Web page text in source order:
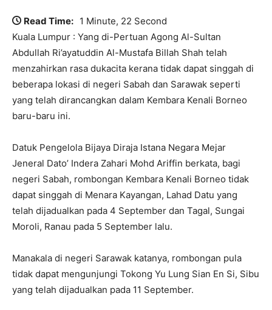
Read Time: 1 Minute, 22 Second
Kuala Lumpur : Yang di-Pertuan Agong Al-Sultan
Abdullah Ri’ayatuddin Al-Mustafa Billah Shah telah
menzahirkan rasa dukacita kerana tidak dapat singgah di
beberapa lokasi di negeri Sabah dan Sarawak seperti
yang telah dirancangkan dalam Kembara Kenali Borneo
baru-baru ini.
Datuk Pengelola Bijaya Diraja Istana Negara Mejar
Jeneral Dato’ Indera Zahari Mohd Ariffin berkata, bagi
negeri Sabah, rombongan Kembara Kenali Borneo tidak
dapat singgah di Menara Kayangan, Lahad Datu yang
telah dijadualkan pada 4 September dan Tagal, Sungai
Moroli, Ranau pada 5 September lalu.
Manakala di negeri Sarawak katanya, rombongan pula
tidak dapat mengunjungi Tokong Yu Lung Sian En Si, Sibu
yang telah dijadualkan pada 11 September.